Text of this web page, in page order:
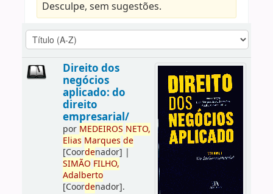
Desculpe, sem sugestões.
Direito dos
negócios
aplicado: do
direito
empresarial/
por MEDEIROS NETO,
Elias Marques de
[Coordenador] |
SIMÃO FILHO,
Adalberto
[Coordenador].